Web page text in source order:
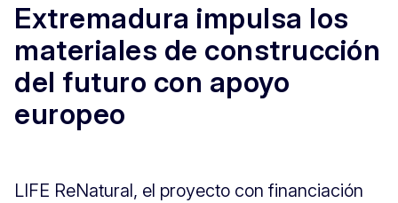
Extremadura impulsa los
materiales de construcción
del futuro con apoyo
europeo
LIFE ReNatural, el proyecto con financiación